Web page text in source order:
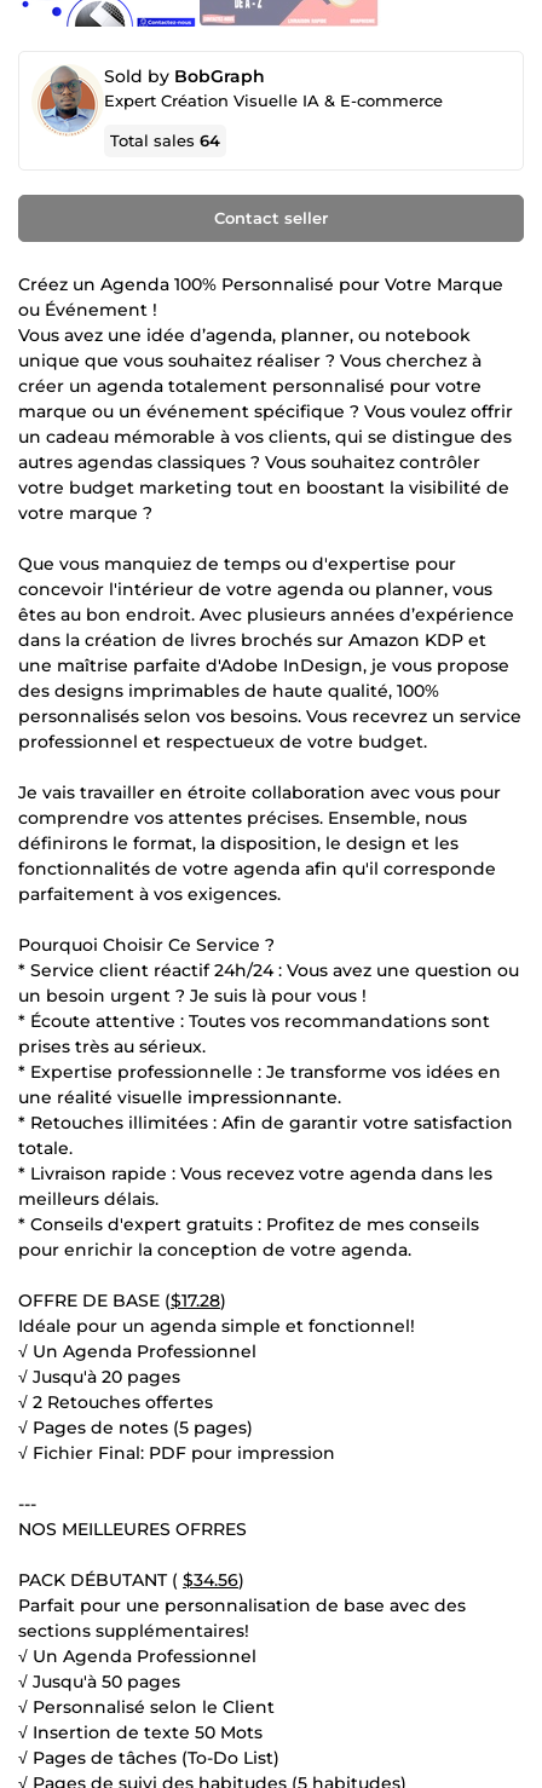
Sold by BobGraph
Expert Création Visuelle IA & E-commerce
Total sales64
Contact seller
Créez un Agenda 100% Personnalisé pour Votre Marque
ou Événement !
Vous avez une idée d’agenda, planner, ou notebook
unique que vous souhaitez réaliser ? Vous cherchez à
créer un agenda totalement personnalisé pour votre
marque ou un événement spécifique ? Vous voulez offrir
un cadeau mémorable à vos clients, qui se distingue des
autres agendas classiques ? Vous souhaitez contrôler
votre budget marketing tout en boostant la visibilité de
votre marque ?
Que vous manquiez de temps ou d'expertise pour
concevoir l'intérieur de votre agenda ou planner, vous
êtes au bon endroit. Avec plusieurs années d’expérience
dans la création de livres brochés sur Amazon KDP et
une maîtrise parfaite d'Adobe InDesign, je vous propose
des designs imprimables de haute qualité, 100%
personnalisés selon vos besoins. Vous recevrez un service
professionnel et respectueux de votre budget.
Je vais travailler en étroite collaboration avec vous pour
comprendre vos attentes précises. Ensemble, nous
définirons le format, la disposition, le design et les
fonctionnalités de votre agenda afin qu'il corresponde
parfaitement à vos exigences.
Pourquoi Choisir Ce Service ?
* Service client réactif 24h/24 : Vous avez une question ou
un besoin urgent ? Je suis là pour vous !
* Écoute attentive : Toutes vos recommandations sont
prises très au sérieux.
* Expertise professionnelle : Je transforme vos idées en
une réalité visuelle impressionnante.
* Retouches illimitées : Afin de garantir votre satisfaction
totale.
* Livraison rapide : Vous recevez votre agenda dans les
meilleurs délais.
* Conseils d'expert gratuits : Profitez de mes conseils
pour enrichir la conception de votre agenda.
OFFRE DE BASE ($17.28)
Idéale pour un agenda simple et fonctionnel!
√ Un Agenda Professionnel
√ Jusqu'à 20 pages
√ 2 Retouches offertes
√ Pages de notes (5 pages)
√ Fichier Final: PDF pour impression
---
NOS MEILLEURES OFRRES
PACK DÉBUTANT ( $34.56)
Parfait pour une personnalisation de base avec des
sections supplémentaires!
√ Un Agenda Professionnel
√ Jusqu'à 50 pages
√ Personnalisé selon le Client
√ Insertion de texte 50 Mots
√ Pages de tâches (To-Do List)
√ Pages de suivi des habitudes (5 habitudes)